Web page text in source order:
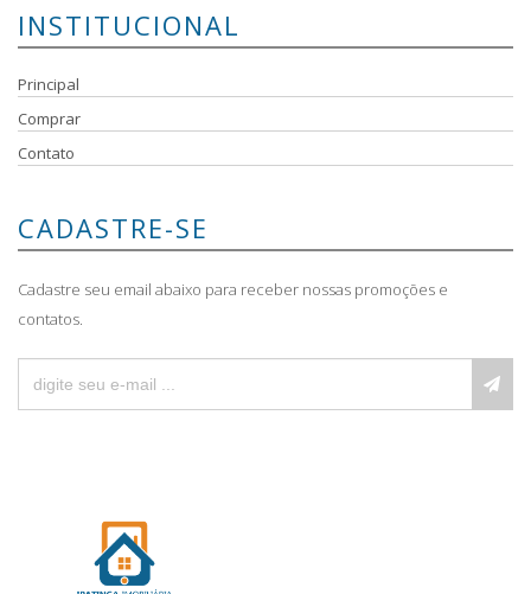
INSTITUCIONAL
Principal
Comprar
Contato
CADASTRE-SE
Cadastre seu email abaixo para receber nossas promoções e
contatos.